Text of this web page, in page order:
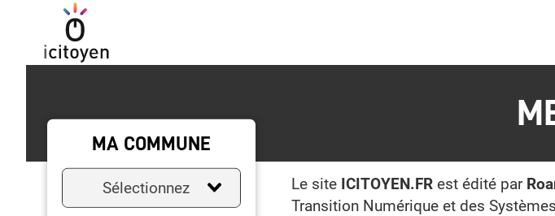
MA COMMUNE
Sélectionnez Le site ICITOYEN.FRest édité par
Transition Numérique et des